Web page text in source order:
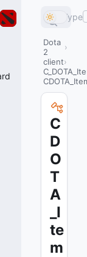
Type
Dota
2
client
C
D
O
T
A
_I
te
m